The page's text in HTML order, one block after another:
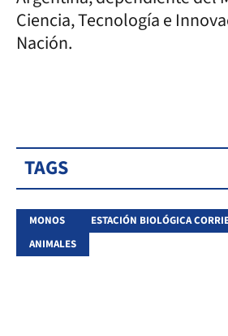
Ciencia, Tecnología e
Nación.
TAGS
MONOS ESTACIÓN BIOLÓGICA
ANIMALES